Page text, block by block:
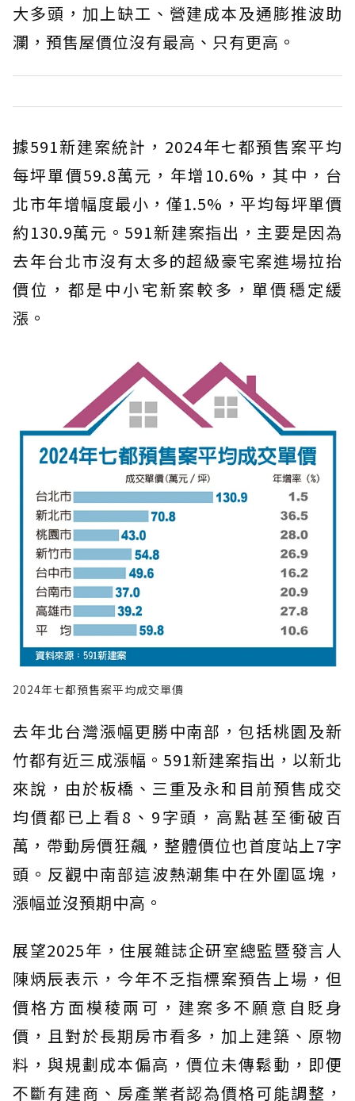
大多頭，加上缺工、營建成本及通膨推波助
瀾，預售屋價位沒有最高、只有更高。
據591新建案統計，2024年七都預售案平均
每坪單價59.8萬元，年增10.6%，其中，台
北市年增幅度最小，僅1.5%，平均每坪單價
約130.9萬元。591新建案指出，主要是因為
去年台北市沒有太多的超級豪宅案進場拉抬
價位，都是中小宅新案較多，單價穩定緩
漲。
2024年七都預售案平均成交單價
去年北台灣漲幅更勝中南部，包括桃園及新
竹都有近三成漲幅。591新建案指出，以新北
來說，由於板橋、三重及永和目前預售成交
均價都已上看8、9字頭，高點甚至衝破百
萬，帶動房價狂飆，整體價位也首度站上7字
頭。反觀中南部這波熱潮集中在外圍區塊，
漲幅並沒預期中高。
展望2025年，住展雜誌企研室總監暨發言人
陳炳辰表示，今年不乏指標案預告上場，但
價格方面模稜兩可，建案多不願意自貶身
價，且對於長期房市看多，加上建築、原物
料，與規劃成本偏高，價位未傳鬆動，即便
不斷有建商、房產業者認為價格可能調整，